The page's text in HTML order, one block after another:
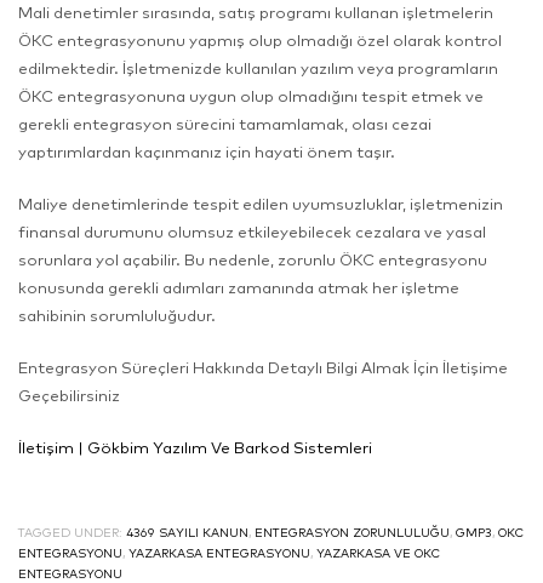
Mali denetimler sırasında, satış programı kullanan işletmelerin
ÖKC entegrasyonunu yapmış olup olmadığı özel olarak kontrol
edilmektedir. İşletmenizde kullanılan yazılım veya programların
ÖKC entegrasyonuna uygun olup olmadığını tespit etmek ve
gerekli entegrasyon sürecini tamamlamak, olası cezai
yaptırımlardan kaçınmanız için hayati önem taşır.
Maliye denetimlerinde tespit edilen uyumsuzluklar, işletmenizin
finansal durumunu olumsuz etkileyebilecek cezalara ve yasal
sorunlara yol açabilir. Bu nedenle, zorunlu ÖKC entegrasyonu
konusunda gerekli adımları zamanında atmak her işletme
sahibinin sorumluluğudur.
Entegrasyon Süreçleri Hakkında Detaylı Bilgi Almak İçin İletişime
Geçebilirsiniz
İletişim | Gökbim Yazılım Ve Barkod Sistemleri
TAGGED UNDER: 4369 SAYILI KANUN, ENTEGRASYON ZORUNLULUĞU, GMP3, OKC
ENTEGRASYONU, YAZARKASA ENTEGRASYONU, YAZARKASA VE OKC
ENTEGRASYONU